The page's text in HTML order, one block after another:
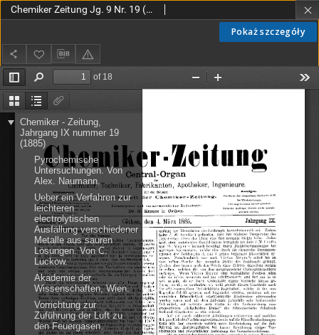
Pokaż szczegóły
Chemiker Zeitung Jg. 9 Nr. 19 (1885)